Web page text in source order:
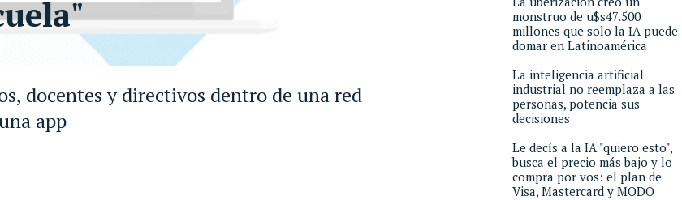
docentes y directivos dentro de una red
app
monstruo de u$s47.500
millones que solo la IA puede
domar en Latinoamérica
La inteligencia artificial
industrial no reemplaza a las
personas, potencia sus
decisiones
Le decís a la IA "quiero esto",
busca el precio más bajo y lo
compra por vos: el plan de
Visa, Mastercard y MODO